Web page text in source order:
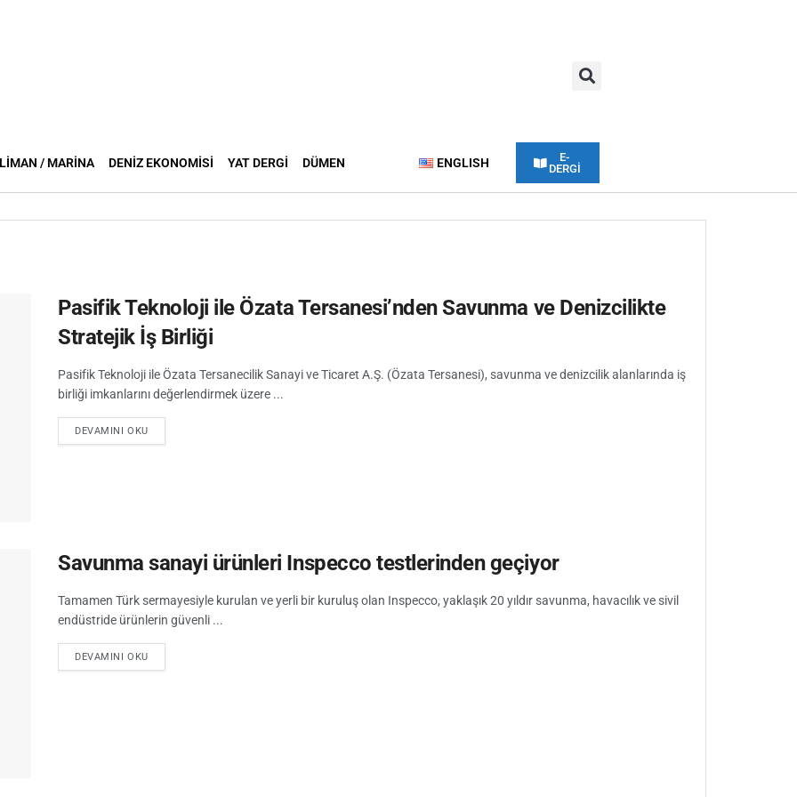
LIMAN / MARINA DENIZ EKONOMISI YAT DERGI DÜMEN ENGLISH
E-
DERGİ
Pasifik Teknoloji ile Özata Tersanesi’nden Savunma ve Denizcilikte
Stratejik İş Birliği
Pasifik Teknoloji ile Özata Tersanecilik Sanayi ve Ticaret A.Ş. (Özata Tersanesi), savunma ve denizcilik alanlarında iş
birliği imkanlarını değerlendirmek üzere ...
DEVAMINI OKU
Savunma sanayi ürünleri Inspecco testlerinden geçiyor
Tamamen Türk sermayesiyle kurulan ve yerli bir kuruluş olan Inspecco, yaklaşık 20 yıldır savunma, havacılık ve sivil
endüstride ürünlerin güvenli ...
DEVAMINI OKU